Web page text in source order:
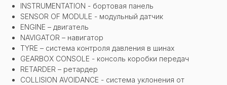
INSTRUMENTATION - бортовая панель
SENSOR OF MODULE - модульный датчик
ENGINE – двигатель
NAVIGATOR – навигатор
TYRE – система контроля давления в шинах
GEARBOX CONSOLE - консоль коробки передач
RETARDER – ретардер
COLLISION AVOIDANCE - система уклонения от